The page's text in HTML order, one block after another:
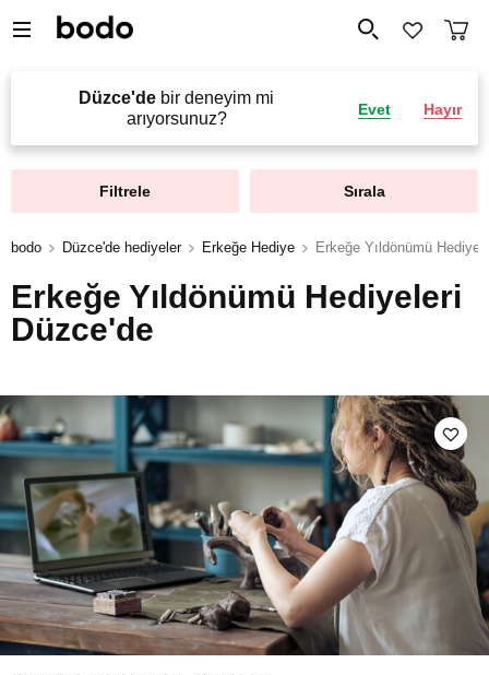
Düzce'de bir deneyim mi
arıyorsunuz?
Evet Hayır
Filtrele Sırala
bodo Düzce'de hediyeler Erkeğe Hediye Erkeğe Yıldönümü
Erkeğe Yıldönümü Hediyeleri
Düzce'de